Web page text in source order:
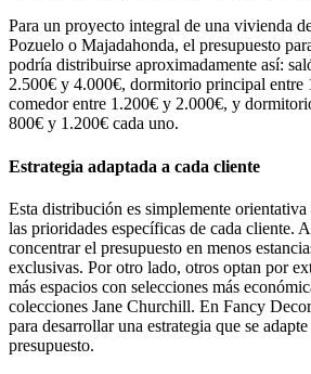
Para un proyecto integral de una vivienda
Pozuelo o Majadahonda, el presupuesto
podría distribuirse aproximadamente así:
2.500€ y 4.000€, dormitorio principal entre
comedor entre 1.200€ y 2.000€, y
800€ y 1.200€ cada uno.
Estrategia adaptada a cada cliente
Esta distribución es simplemente orientativa
las prioridades específicas de cada cliente.
concentrar el presupuesto en menos
exclusivas. Por otro lado, otros optan por
más espacios con selecciones más
colecciones Jane Churchill. En Fancy
para desarrollar una estrategia que se
presupuesto.